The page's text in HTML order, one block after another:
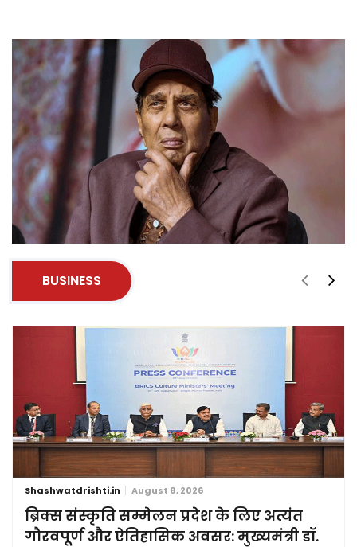
BUSINESS
Shashwatdrishti.in August 8, 2026
ब्रिक्स संस्कृति सम्मेलन प्रदेश के लिए अत्यंत
गौरवपूर्ण और ऐतिहासिक अवसर: मुख्यमंत्री डॉ.